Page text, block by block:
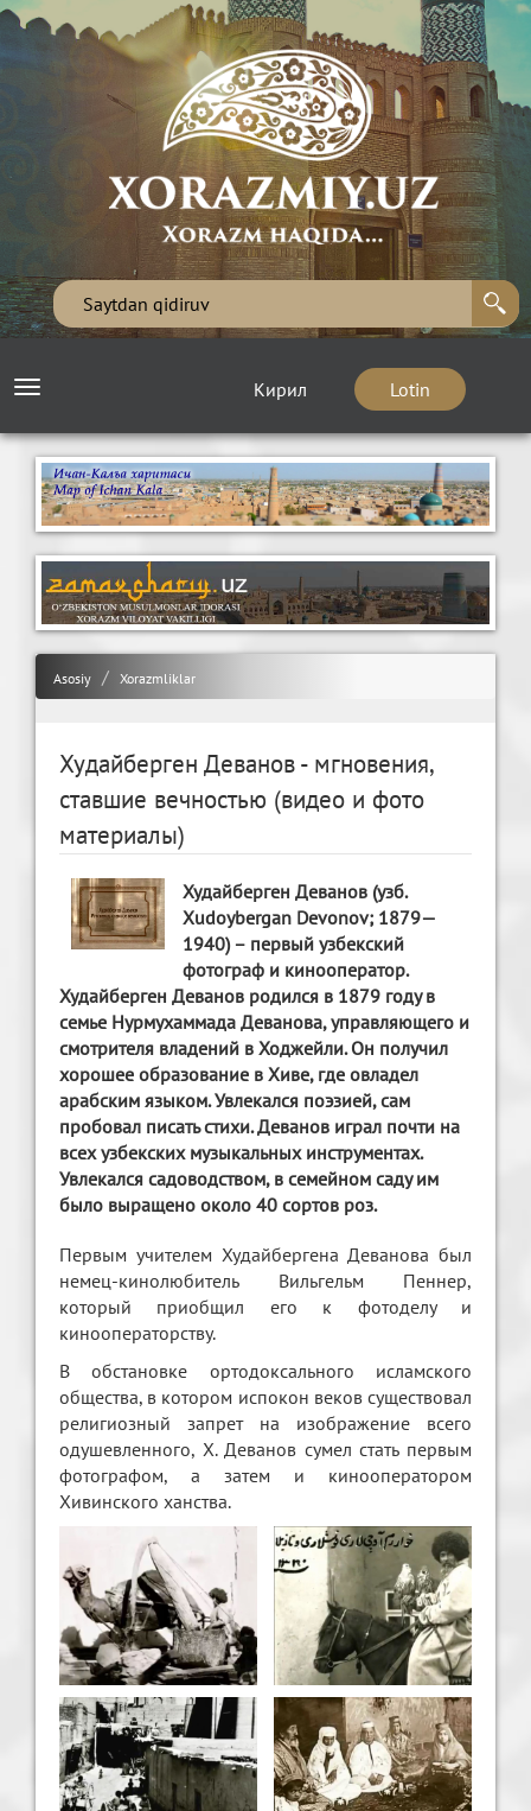
Кирил Lotin
Toggle
Asosiy Xorazmliklar
Худайберген Деванов - мгновения,
ставшие вечностью (видео и фото
материалы)
Худайберген Деванов (узб.
Xudoybergan Devonov; 1879—
1940) – первый узбекский
фотограф и кинооператор.
Худайберген Деванов родился в 1879 году в
семье Нурмухаммада Деванова, управляющего и
смотрителя владений в Ходжейли. Он получил
хорошее образование в Хиве, где овладел
арабским языком. Увлекался поэзией, сам
пробовал писать стихи. Деванов играл почти на
всех узбекских музыкальных инструментах.
Увлекался садоводством, в семейном саду им
было выращено около 40 сортов роз.
Первым учителем Худайбергена Деванова был
немец-кинолюбитель Вильгельм Пеннер,
который приобщил его к фотоделу и
кинооператорству.
В обстановке ортодоксального исламского
общества, в котором испокон веков существовал
религиозный запрет на изображение всего
одушевленного, Х. Деванов сумел стать первым
фотографом, а затем и кинооператором
Хивинского ханства.